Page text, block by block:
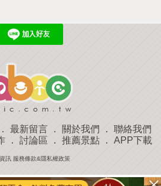
． 最新留言 ． 關於我們 ． 聯絡我們
． 討論區 ． 推薦景點． APP下載
訊 服務條款&隱私權政策